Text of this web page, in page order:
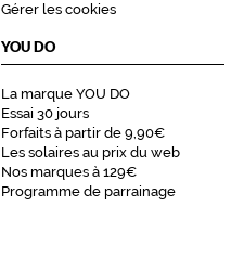
Gérer les cookies
YOU DO
La marque YOU DO
Essai 30 jours
Forfaits à partir de 9,90€
Les solaires au prix du web
Nos marques à 129€
Programme de parrainage